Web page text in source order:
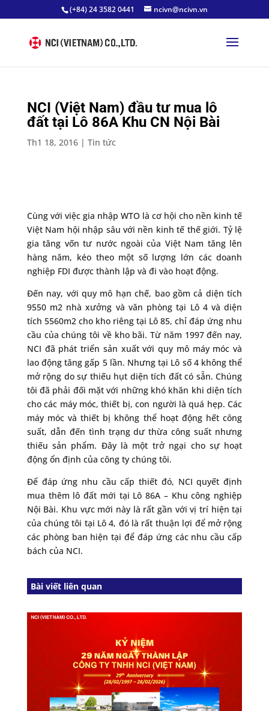
(+84) 24 3582 0441 ncivn@ncivn.vn
NCI (Việt Nam) đầu tư mua lô
đất tại Lô 86A Khu CN Nội Bài
Th1 18, 2016| Tin tức
Cùng với việc gia nhập WTO là cơ hội cho nền kinh tế
Việt Nam hội nhập sâu với nền kinh tế thế giới. Tỷ lệ
gia tăng vốn tư nước ngoài của Việt Nam tăng lên
hàng năm, kéo theo một số lượng lớn các doanh
nghiệp FDI được thành lập và đi vào hoạt động.
Đến nay, với quy mô hạn chế, bao gồm cả diện tích
9550 m2 nhà xưởng và văn phòng tại Lô 4 và diện
tích 5560m2 cho kho riêng tại Lô 85, chỉ đáp ứng nhu
cầu của chúng tôi về kho bãi. Từ năm 1997 đến nay,
NCI đã phát triển sản xuất với quy mô máy móc và
lao động tăng gấp 5 lần. Nhưng tại Lô số 4 không thể
mở rộng do sự thiếu hụt diện tích đất có sẵn. Chúng
tôi đã phải đối mặt với những khó khăn khi diện tích
cho các máy móc, thiết bị, con người là quá hẹp. Các
máy móc và thiết bị không thể hoạt động hết công
suất, dẫn đến tình trạng dư thừa công suất nhưng
thiếu sản phẩm. Đây là một trở ngại cho sự hoạt
động ổn định của công ty chúng tôi.
Để đáp ứng nhu cầu cấp thiết đó, NCI quyết định
mua thêm lô đất mới tại Lô 86A – Khu công nghiệp
Nội Bài. Khu vực mới này là rất gần với vị trí hiện tại
của chúng tôi tại Lô 4, đó là rất thuận lợi để mở rộng
các phòng ban hiện tại để đáp ứng các nhu cầu cấp
bách của NCI.
Bài viết liên quan